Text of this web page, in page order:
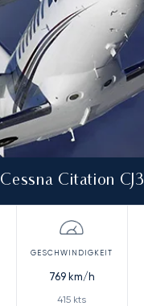
Cessna Citation CJ3
769km/h
415 kts